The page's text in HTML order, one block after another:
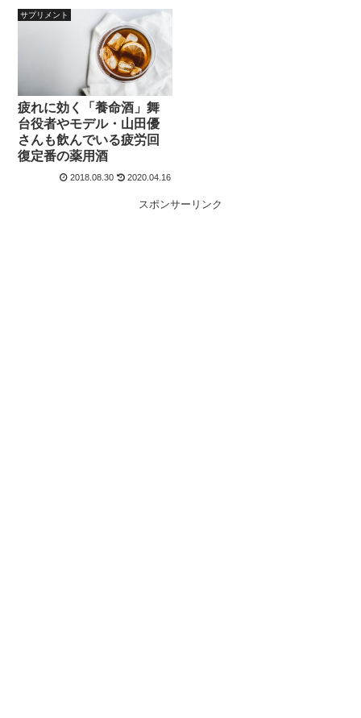
サプリメント
疲れに効く「養命酒」舞
台役者やモデル・山田優
さんも飲んでいる疲労回
復定番の薬用酒
2018.08.30 2020.04.16
スポンサーリンク